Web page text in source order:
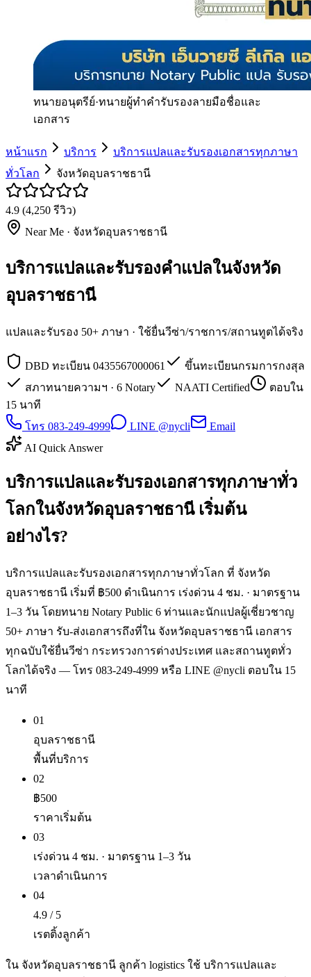
ทนายอนุตรีย์·ทนายผู้ทำคำรับรองลายมือชื่อและ
เอกสาร
หน้าแรก บริการ
บริการแปลและรับรองเอกสารทุกภาษา
ทั่วโลก
จังหวัดอุบลราชธานี
4.9 (4,250 รีวิว)
Near Me · จังหวัดอุบลราชธานี
บริการแปลและรับรองคำแปลในจังหวัด
อุบลราชธานี
แปลและรับรอง 50+ ภาษา · ใช้ยื่นวีซ่า/ราชการ/สถานทูตได้จริง
DBD ทะเบียน 0435567000061
ขึ้นทะเบียนกรมการกงสุล
สภาทนายความฯ · 6 Notary
NAATI Certified
ตอบใน
15 นาที
โทร 083-249-4999
LINE @nycli
Email
AI Quick Answer
บริการแปลและรับรองเอกสารทุกภาษาทั่ว
โลกในจังหวัดอุบลราชธานี เริ่มต้น
อย่างไร?
บริการแปลและรับรองเอกสารทุกภาษาทั่วโลก ที่ จังหวัด
อุบลราชธานี เริ่มที่ ฿500 ดำเนินการ เร่งด่วน 4 ชม. · มาตรฐาน
1–3 วัน โดยทนาย Notary Public 6 ท่านและนักแปลผู้เชี่ยวชาญ
50+ ภาษา รับ-ส่งเอกสารถึงที่ใน จังหวัดอุบลราชธานี เอกสาร
ทุกฉบับใช้ยื่นวีซ่า กระทรวงการต่างประเทศ และสถานทูตทั่ว
โลกได้จริง — โทร 083-249-4999 หรือ LINE @nycli ตอบใน 15
นาที
01
อุบลราชธานี
พื้นที่บริการ
02
฿500
ราคาเริ่มต้น
03
เร่งด่วน 4 ชม. · มาตรฐาน 1–3 วัน
เวลาดำเนินการ
04
4.9 / 5
เรตติ้งลูกค้า
ใน จังหวัดอุบลราชธานี ลูกค้า logistics ใช้ บริการแปลและ